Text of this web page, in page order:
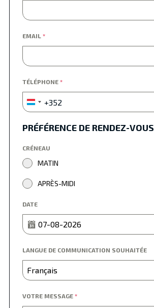
EMAIL *
TÉLÉPHONE *
Luxembourg
+352
+352
PRÉFÉRENCE DE RENDEZ-VOUS
CRÉNEAU
MATIN
APRÈS-MIDI
DATE
LANGUE DE COMMUNICATION SOUHAITÉE
Français
VOTRE MESSAGE *